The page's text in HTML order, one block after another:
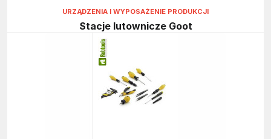
URZĄDZENIA I WYPOSAŻENIE PRODUKCJI
Stacje lutownicze Goot